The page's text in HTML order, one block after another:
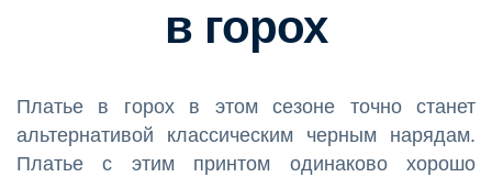
в горох
Платье в горох в этом сезоне точно станет
альтернативой классическим черным нарядам.
Платье с этим принтом одинаково хорошо